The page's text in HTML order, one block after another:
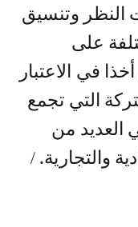
النظر وتنسيق
على
في الاعتبار
التي تجمع
العديد من
والتجارية. /